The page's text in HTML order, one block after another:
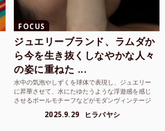
FOCUS
ジュエリーブランド、ラムダか
ら今を生き抜くしなやかな人々
の姿に重ねた ...
水中の気泡やしずくを球体で表現し、ジュエリー
に昇華させて、水にたゆたうような浮遊感を感じ
させるボールモチーフなどがモダンヴィンテージ
2025.9.29 ヒラバヤシ